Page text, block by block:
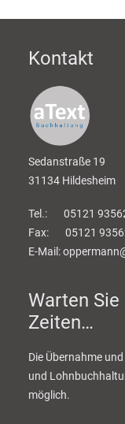
Kontakt
Sedanstraße 19
31134 Hildesheim
Tel.: 05121
Fax: 05121
E-Mail:
Warten
Zeiten…
Die Übernahme
und
möglich.